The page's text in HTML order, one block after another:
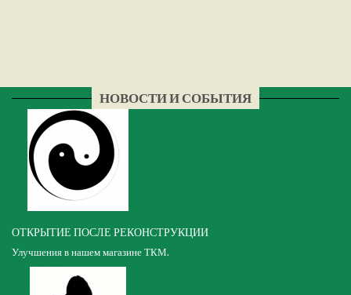
НОВОСТИ И СОБЫТИЯ
ОТКРЫТИЕ ПОСЛЕ РЕКОНСТРУКЦИИ
Улучшения в нашем магазине ТКМ.